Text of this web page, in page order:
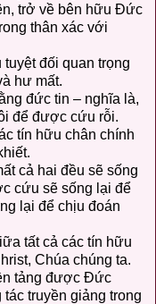
trở về bên hữu Đức
thân xác với
đối quan trọng
hư mất.
đức tin – nghĩa là,
để được cứu rỗi.
tín hữu chân chính
cả hai đều sẽ sống
cứu sẽ sống lại để
lại để chịu đoán
tất cả các tín hữu
Chúa chúng ta.
tảng được Đức
truyền giảng trong